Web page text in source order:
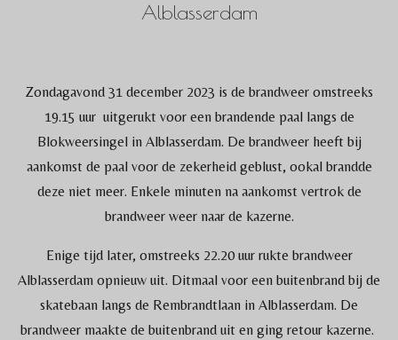
Alblasserdam
Zondagavond 31 december 2023 is de brandweer omstreeks
19.15 uur uitgerukt voor een brandende paal langs de
Blokweersingel in Alblasserdam. De brandweer heeft bij
aankomst de paal voor de zekerheid geblust, ookal brandde
deze niet meer. Enkele minuten na aankomst vertrok de
brandweer weer naar de kazerne.
Enige tijd later, omstreeks 22.20 uur rukte brandweer
Alblasserdam opnieuw uit. Ditmaal voor een buitenbrand bij de
skatebaan langs de Rembrandtlaan in Alblasserdam. De
brandweer maakte de buitenbrand uit en ging retour kazerne.